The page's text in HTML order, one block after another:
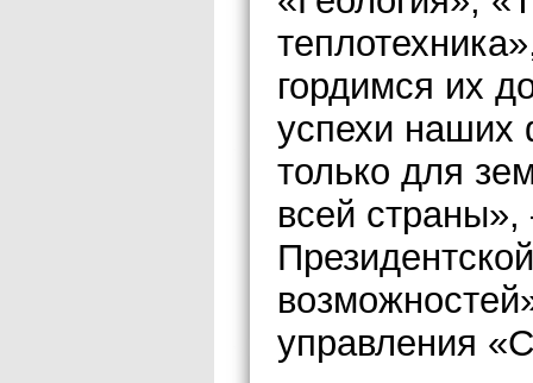
гордимся их
успехи наших
только для
всей страны»,
управления